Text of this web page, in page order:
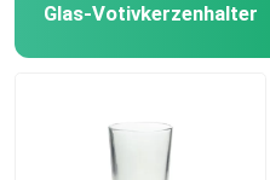
Glas-Votivkerzenhalter